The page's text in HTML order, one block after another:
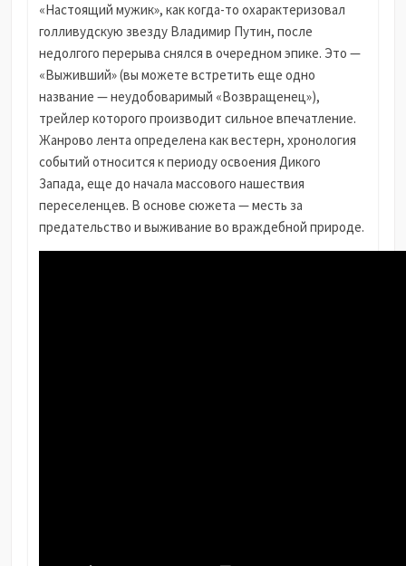
«Настоящий мужик», как когда-то охарактеризовал
голливудскую звезду Владимир Путин, после
недолгого перерыва снялся в очередном эпике. Это —
«Выживший» (вы можете встретить еще одно
название — неудобоваримый «Возвращенец»),
трейлер которого производит сильное впечатление.
Жанрово лента определена как вестерн, хронология
событий относится к периоду освоения Дикого
Запада, еще до начала массового нашествия
переселенцев. В основе сюжета — месть за
предательство и выживание во враждебной природе.